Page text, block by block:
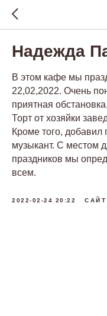
Надежда
В этом кафе мы
22,02,2022. Очень
приятная
Торт от хозяйки
Кроме того, добавил
музыкант. С местом
праздников мы
всем.
2022-02-24 20:22 САЙТ